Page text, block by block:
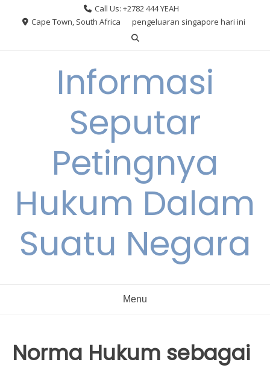
Call Us: +2782 444 YEAH
Cape Town, South Africa
pengeluaran singapore hari ini
Informasi
Seputar
Petingnya
Hukum Dalam
Suatu Negara
Menu
Norma Hukum sebagai